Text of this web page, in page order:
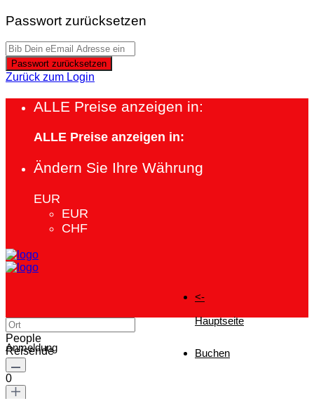
Passwort zurücksetzen
Passwort zurücksetzen
Zurück zum Login
ALLE Preise anzeigen in:
ALLE Preise anzeigen in:
Ändern Sie Ihre Währung
EUR
EUR
CHF
<-
Hauptseite
Buchen
Anmeldung
People
Reisende
0